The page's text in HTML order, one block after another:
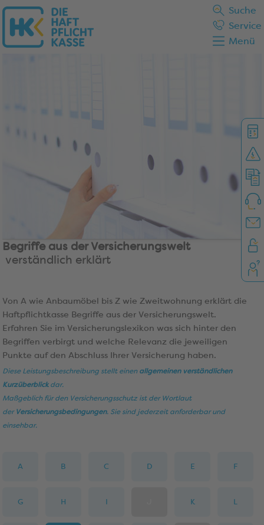
Suche
Service
Menü
Begriffe aus der Versicherungswelt
verständlich erklärt
Von A wie Anbaumöbel bis Z wie Zweitwohnung erklärt die
Haftpflichtkasse Begriffe aus der Versicherungswelt.
Erfahren Sie im Versicherungslexikon was sich hinter den
Begriffen verbirgt und welche Relevanz die jeweiligen
Punkte auf den Abschluss Ihrer Versicherung haben.
Diese Leistungsbeschreibung stellt einen allgemeinen verständlichen
Kurzüberblickdar.
Maßgeblich für den Versicherungsschutz ist der Wortlaut
der Versicherungsbedingungen. Sie sind jederzeit anforderbar und
einsehbar.
A B C D E F
G H I K L